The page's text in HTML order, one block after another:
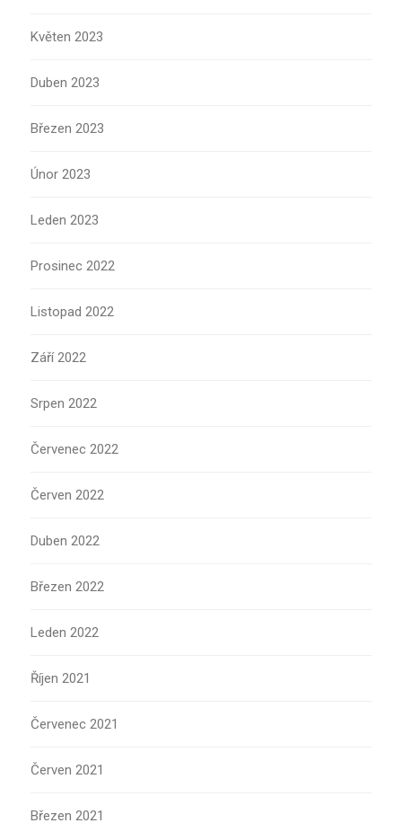
Květen 2023
Duben 2023
Březen 2023
Únor 2023
Leden 2023
Prosinec 2022
Listopad 2022
Září 2022
Srpen 2022
Červenec 2022
Červen 2022
Duben 2022
Březen 2022
Leden 2022
Říjen 2021
Červenec 2021
Červen 2021
Březen 2021